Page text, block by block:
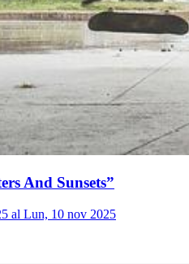
And Sunsets”
al Lun, 10 nov 2025